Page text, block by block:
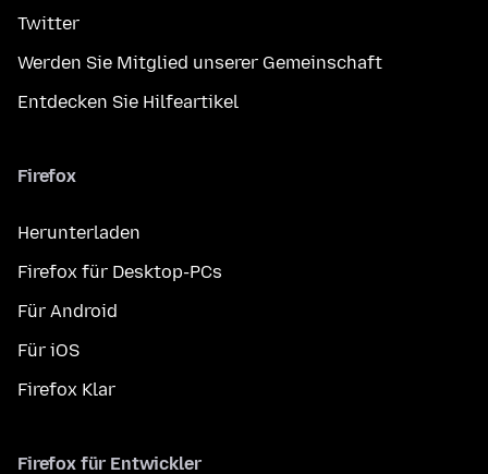
Twitter
Werden Sie Mitglied unserer Gemeinschaft
Entdecken Sie Hilfeartikel
Firefox
Herunterladen
Firefox für Desktop-PCs
Für Android
Für iOS
Firefox Klar
Firefox für Entwickler